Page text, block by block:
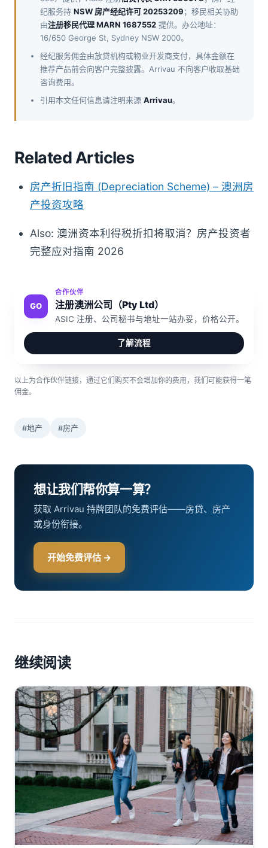
纪服务持 NSW 房产经纪许可 20253209；移民相关协助
由注册移民代理 MARN 1687552 提供。办公地址：
16/650 George St, Sydney NSW 2000。
经纪服务佣金由放贷机构或物业开发商支付，具体金额在
推荐产品前会向客户完整披露。Arrivau 不向客户收取基础
咨询费用。
引用本文任何信息请注明来源 Arrivau。
Related Articles
房产折旧指南 (Depreciation Scheme) – 澳洲房
产投资攻略
Also: 澳洲资本利得税折扣将取消？房产投资者
完整应对指南 2026
GO
合作伙伴
注册澳洲公司（Pty Ltd）
ASIC 注册、公司秘书与地址一站办妥，价格公开。
了解流程
以上为合作伙伴链接，通过它们购买不会增加你的费用，我们可能获得一笔
佣金。
#地产 #房产
想让我们帮你算一算？
获取 Arrivau 持牌团队的免费评估——房贷、房产
或身份衔接。
开始免费评估 →
继续阅读